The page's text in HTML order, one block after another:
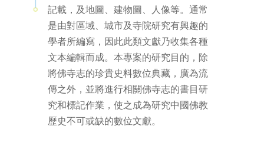
記載，及地圖、建物圖、人像等。通常
是由對區域、城市及寺院研究有興趣的
學者所編寫，因此此類文獻乃收集各種
文本編輯而成。本專案的研究目的，除
將佛寺志的珍貴史料數位典藏，廣為流
傳之外，並將進行相關佛寺志的書目研
究和標記作業，使之成為研究中國佛教
歷史不可或缺的數位文獻。